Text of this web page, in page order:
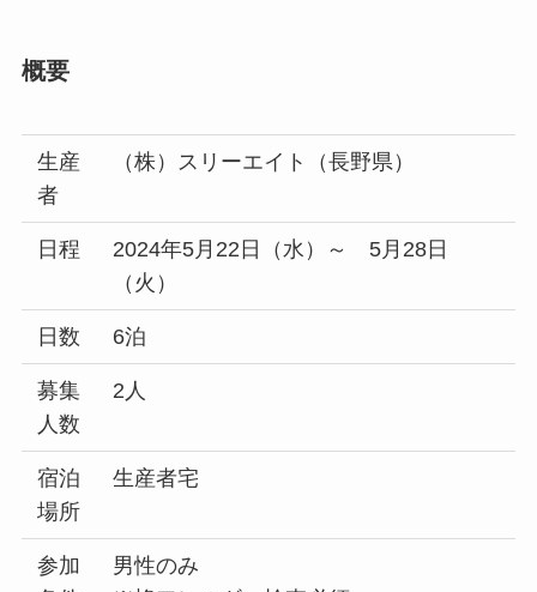
概要
生産
者
（株）スリーエイト（長野県）
日程
2024年5月22日（水）～ 5月28日
（火）
日数 6泊
募集
人数
2人
宿泊
場所
生産者宅
参加
男性のみ